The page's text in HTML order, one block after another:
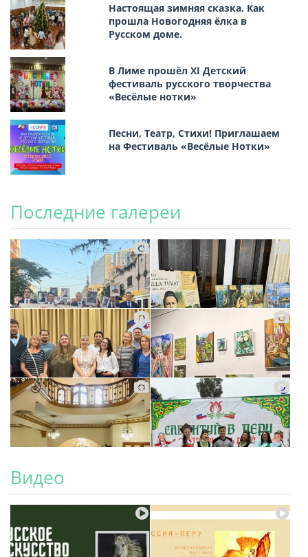
Настоящая зимняя сказка. Как
прошла Новогодняя ёлка в
Русском доме.
В Лиме прошёл XI Детский
фестиваль русского творчества
«Весёлые нотки»
Песни, Театр, Стихи! Приглашаем
на Фестиваль «Весёлые Нотки»
Последние галереи
Видео